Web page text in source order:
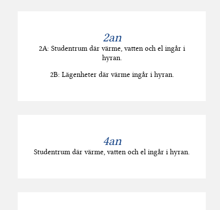
2an
2A: Studentrum där värme, vatten och el ingår i
hyran.
2B: Lägenheter där värme ingår i hyran.
4an
Studentrum där värme, vatten och el ingår i hyran.